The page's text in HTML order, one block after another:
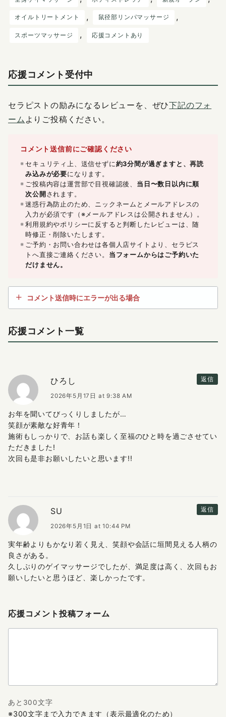
オイルトリートメント , 鼠径部リンパマッサージ ,
スポーツマッサージ , 応援コメントあり
応援コメント受付中
セラピストの励みになるレビューを、ぜひ下記のフォ
ーム よりご投稿ください。
コメント送信前にご確認ください
セキュリティ上、送信せずに 約3分間が過ぎますと、再読
み込みが必要になります。
ご投稿内容は運営部で目視確認後、 当日〜数日以内に順
次公開されます。
迷惑行為防止のため、ニックネームとメールアドレスの
入力が必須です（※メールアドレスは公開されません）。
利用規約やポリシーに反すると判断したレビューは、随
時修正・削除いたします。
ご予約・お問い合わせは各個人店サイトより、セラピス
トへ直接ご連絡ください。 当フォームからはご予約いた
だけません。
コメント送信時にエラーが出る場合
応援コメント一覧
返信
ひろし
2026年5月17日 at 9:38 AM
お年を聞いてびっくりしましたが…
笑顔が素敵な好青年！
施術もしっかりで、お話も楽しく至福のひと時を過ごさせてい
ただきました!
次回も是非お願いしたいと思います!!
返信
SU
2026年5月1日 at 10:44 PM
実年齢よりもかなり若く見え、笑顔や会話に垣間見える人柄の
良さがある。
久しぶりのゲイマッサージでしたが、満足度は高く、次回もお
願いしたいと思うほど、楽しかったです。
応援コメント投稿フォーム
あと300文字
※300文字まで入力できます（表示最適化のため）